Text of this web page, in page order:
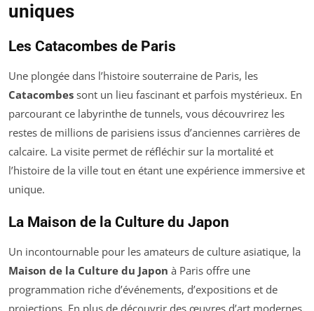
uniques
Les Catacombes de Paris
Une plongée dans l’histoire souterraine de Paris, les
Catacombes sont un lieu fascinant et parfois mystérieux. En
parcourant ce labyrinthe de tunnels, vous découvrirez les
restes de millions de parisiens issus d’anciennes carrières de
calcaire. La visite permet de réfléchir sur la mortalité et
l’histoire de la ville tout en étant une expérience immersive et
unique.
La Maison de la Culture du Japon
Un incontournable pour les amateurs de culture asiatique, la
Maison de la Culture du Japon à Paris offre une
programmation riche d’événements, d’expositions et de